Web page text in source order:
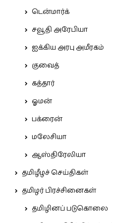
டென்மார்க்
சவூதி அரேபியா
ஐக்கிய அரபு அமீரகம்
குவைத்
கத்தார்
ஓமன்
பக்ரைன்
மலேசியா
ஆஸ்திரேலியா
தமிழீழச் செய்திகள்
தமிழர் பிரச்சினைகள்
தமிழினப் படுகொலை